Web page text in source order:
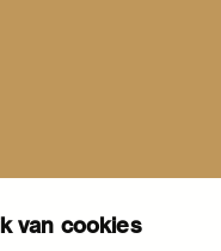
van cookies